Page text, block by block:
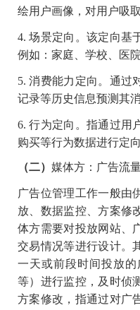
绘用户画像，对用户吸
4.场景定向。该定向基
例如：家庭、学校、医院
5.消费能力定向。通过
记录等历史信息预测其消
6.行为定向。指通过用
购买等行为数据进行定向
（二） 媒体方：广告流
广告位管理工作一般由
放、数据监控、方案修
体方需要对投放网站、
交易情况等进行设计。
一天或前段时间投放
等）进行监控，及时侦
方案修改，指通过对广